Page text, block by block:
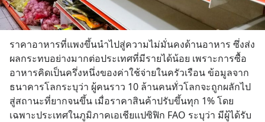
ราคาอาหารที่แพงขึ้นนำไปสู่ความไม่มั่นคงด้านอาหาร ซึ่งส่ง
ผลกระทบอย่างมากต่อประเทศที่มีรายได้น้อย เพราะการซื้อ
อาหารคิดเป็นครึ่งหนึ่งของค่าใช้จ่ายในครัวเรือน ข้อมูลจาก
ธนาคารโลกระบุว่า ผู้คนราว 10 ล้านคนทั่วโลกจะถูกผลักไป
สู่สถานะที่ยากจนขึ้น เมื่อราคาสินค้าปรับขึ้นทุก 1% โดย
เฉพาะประเทศในภูมิภาคเอเชียแปซิฟิก FAO ระบุว่า มีผู้ได้รับ